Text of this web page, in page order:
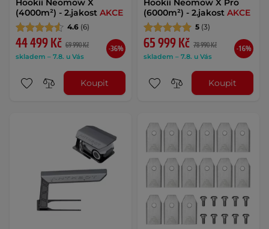
Hookii Neomow X
(4000m²) - 2.jakost AKCE
4.6 (6)
44 499 Kč 69 990 Kč
skladem – 7.8. u Vás
-36%
Koupit
Hookii Neomow X Pro
(6000m²) - 2.jakost AKCE
5 (3)
65 999 Kč 78 990 Kč
skladem – 7.8. u Vás
-16%
Koupit